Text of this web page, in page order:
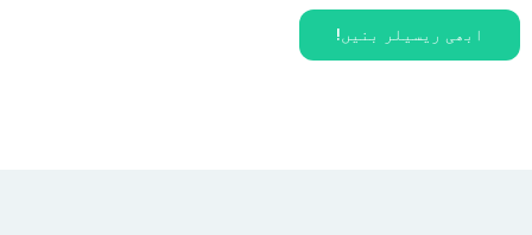
ابھی ریسیلر بنیں!